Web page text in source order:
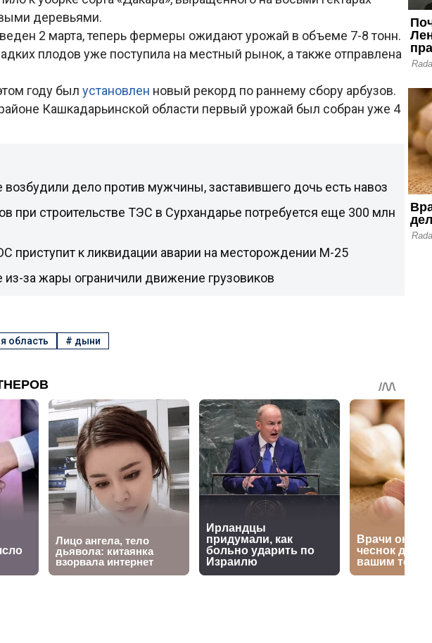
деревьями.
2 марта, теперь фермеры ожидают урожай в объеме 7-8 тонн.
плодов уже поступила на местный рынок, а также отправлена
году был установлен новый рекорд по раннему сбору арбузов.
Кашкадарьинской области первый урожай был собран уже 4
возбудили дело против мужчины, заставившего дочь есть навоз
при строительстве ТЭС в Сурхандарье потребуется еще 300 млн
приступит к ликвидации аварии на месторождении М-25
из-за жары ограничили движение грузовиков
область # дыни